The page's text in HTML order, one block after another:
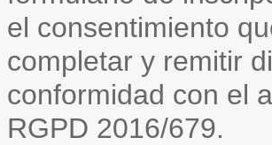
el consentimiento
completar y remitir
conformidad con el
RGPD 2016/679.